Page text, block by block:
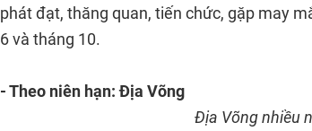
phát đạt, thăng quan, tiến chức, gặp may
6 và tháng 10.
- Theo niên hạn: Địa Võng
Địa Võng nhiều